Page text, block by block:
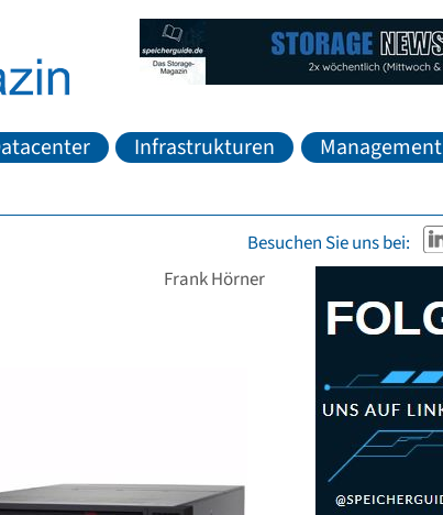
Infrastrukturen Management
Besuchen Sie uns bei:
Frank Hörner